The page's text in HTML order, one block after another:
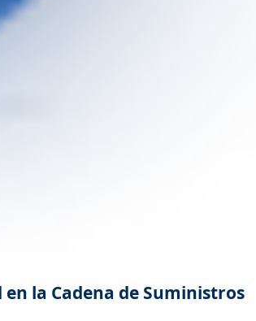
la Cadena de Suministros